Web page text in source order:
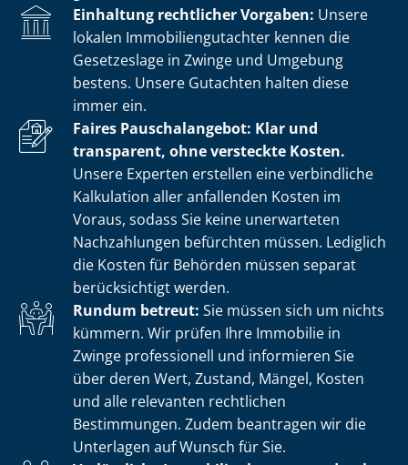
Einhaltung rechtlicher Vorgaben: Unsere
lokalen Im­mo­bi­li­en­gut­ach­ter kennen die
Gesetzeslage in Zwinge und Umgebung
bestens. Unsere Gutachten halten diese
immer ein.
Faires Pauschalangebot: Klar und
transparent, ohne versteckte Kosten.
Unsere Experten erstellen eine verbindliche
Kalkulation aller anfallenden Kosten im
Voraus, sodass Sie keine unerwarteten
Nachzahlungen befürchten müssen. Lediglich
die Kosten für Behörden müssen separat
berücksichtigt werden.
Rundum betreut: Sie müssen sich um nichts
kümmern. Wir prüfen Ihre Immobilie in
Zwinge professionell und informieren Sie
über deren Wert, Zustand, Mängel, Kosten
und alle relevanten rechtlichen
Bestimmungen. Zudem beantragen wir die
Unterlagen auf Wunsch für Sie.